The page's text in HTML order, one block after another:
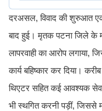
दरअसल, विवाद की शुरुआत एक
बाद हुई। मृतक पटना जिले के
लापरवाही का आरोप लगाया,
कार्य बहिष्कार कर दिया।
थिएटर सहित कई आवश्यक सेवाएं
भी स्थगित करनी पड़ीं, जिससे